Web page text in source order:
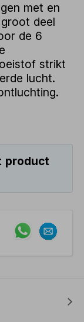
met en
deel
de 6
strikt
lucht.
product